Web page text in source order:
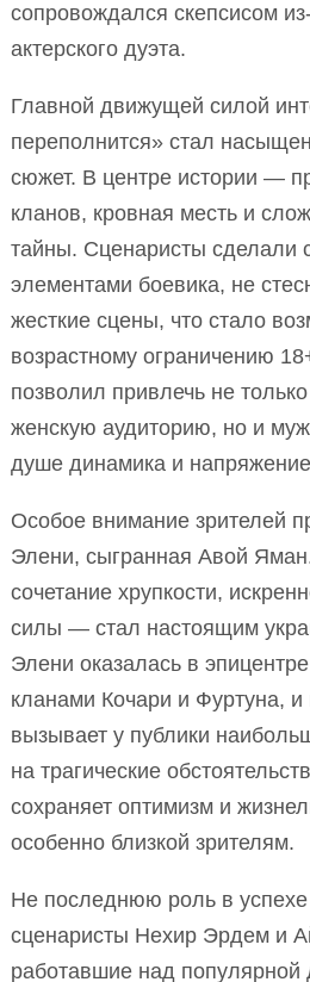
сопровождался скепсисом
актерского дуэта.
Главной движущей силой
переполнится» стал
сюжет. В центре истории —
кланов, кровная месть и
тайны. Сценаристы сделали
элементами боевика, не
жесткие сцены, что стало
возрастному ограничению
позволил привлечь не
женскую аудиторию, но и
душе динамика и
Особое внимание зрителей
Элени, сыгранная Авой
сочетание хрупкости,
силы — стал настоящим
Элени оказалась в
кланами Кочари и Фуртуна,
вызывает у публики
на трагические
сохраняет оптимизм и
особенно близкой зрителям.
Не последнюю роль в успехе
сценаристы Нехир Эрдем и
работавшие над популярной